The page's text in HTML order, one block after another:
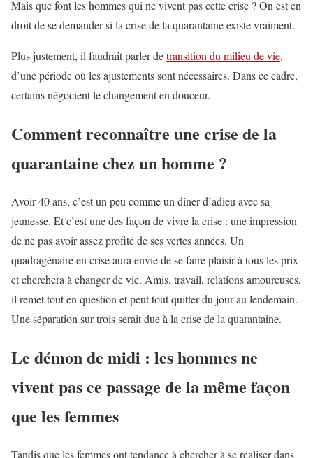
Mais que font les hommes qui ne vivent pas cette crise ? On est en
droit de se demander si la crise de la quarantaine existe vraiment.
Plus justement, il faudrait parler detransition du milieu de vie,
d’une période où les ajustements sont nécessaires. Dans ce cadre,
certains négocient le changement en douceur.
Comment reconnaître une crise de la
quarantaine chez un homme ?
Avoir 40 ans, c’est un peu comme un dîner d’adieu avec sa
jeunesse. Et c’est une des façon de vivre la crise : une impression
de ne pas avoir assez profité de ses vertes années. Un
quadragénaire en crise aura envie de se faire plaisir à tous les prix
et cherchera à changer de vie. Amis, travail, relations amoureuses,
il remet tout en question et peut tout quitter du jour au lendemain.
Une séparation sur trois serait due à la crise de la quarantaine.
Le démon de midi : les hommes ne
vivent pas ce passage de la même façon
que les femmes
Tandis que les femmes ont tendance à chercher à se réaliser dans